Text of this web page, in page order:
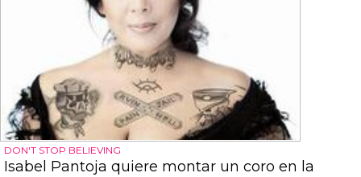
DON'T STOP BELIEVING
Isabel Pantoja quiere montar un coro en la